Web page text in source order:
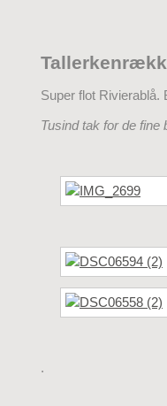
Super flot
Tusind tak for de fine
.